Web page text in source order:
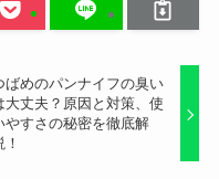
いやすさの秘密を徹底解
！